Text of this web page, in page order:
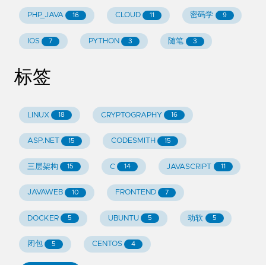
PHP_JAVA 16 CLOUD 11 密码学 9
IOS 7 PYTHON 3 随笔 3
标签
LINUX 18 CRYPTOGRAPHY 16
ASP.NET 15 CODESMITH 15
三层架构 15 C 14 JAVASCRIPT 11
JAVAWEB 10 FRONTEND 7
DOCKER 5 UBUNTU 5 动软 5
闭包 5 CENTOS 4